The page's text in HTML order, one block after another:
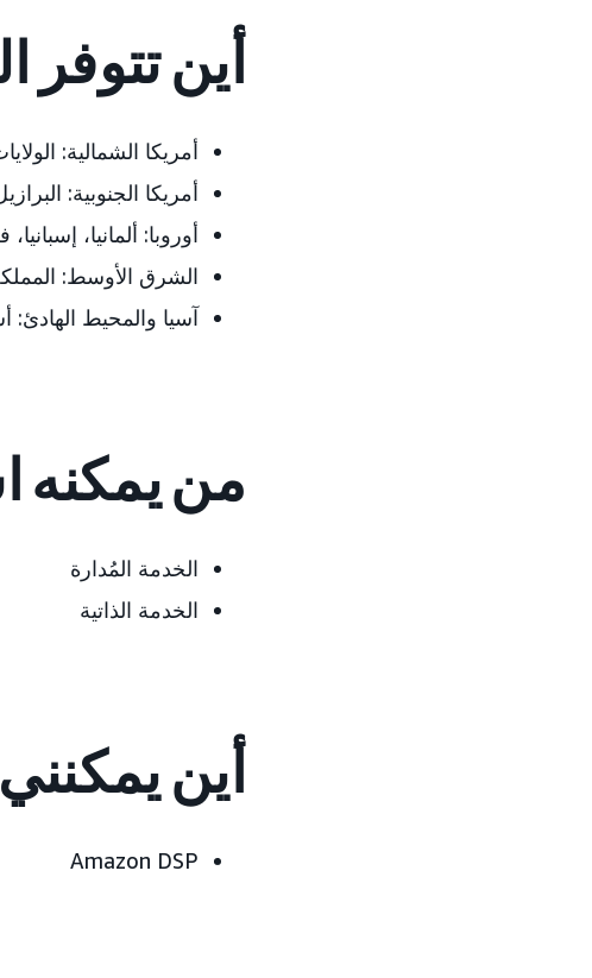
أين تتوفر
أمريكا الشمالية:
أمريكا الجنوبية:
أوروبا: ألمانيا،
الشرق الأوسط:
آسيا والمحيط الهادئ:
من يمكنه
الخدمة المُدارة
الخدمة الذاتية
أين
Amazon DSP